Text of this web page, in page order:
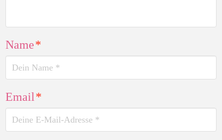
Name*
Email*